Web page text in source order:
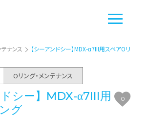
テナンス
【シーアンドシー】MDX-α7III用スペアOリ
Oリング・メンテナンス
ドシー】MDX-α7III用
グ
0